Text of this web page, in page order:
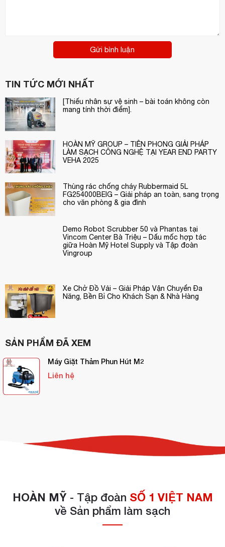
Gửi bình luận
TIN TỨC MỚI NHẤT
[Thiếu nhân sự vệ sinh – bài toán không còn
mang tính thời điểm].
HOÀN MỸ GROUP – TIÊN PHONG GIẢI PHÁP
LÀM SẠCH CÔNG NGHỆ TẠI YEAR END PARTY
VEHA 2025
Thùng rác chống cháy Rubbermaid 5L
FG254000BEIG – Giải pháp an toàn, sang trọng
cho văn phòng & gia đình
Demo Robot Scrubber 50 và Phantas tại
Vincom Center Bà Triệu – Dấu mốc hợp tác
giữa Hoàn Mỹ Hotel Supply và Tập đoàn
Vingroup
Xe Chở Đồ Vải – Giải Pháp Vận Chuyển Đa
Năng, Bền Bỉ Cho Khách Sạn & Nhà Hàng
SẢN PHẨM ĐÃ XEM
Máy Giặt Thảm Phun Hút M2
Liên hệ
HOÀN MỸ- Tập đoàn SỐ 1 VIỆT NAM
về Sản phẩm làm sạch